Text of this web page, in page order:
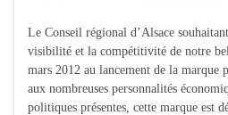
Le Conseil régional d’Alsace
visibilité et la compétitivité de notre
mars 2012 au lancement de la marque
aux nombreuses personnalités
politiques présentes, cette marque est